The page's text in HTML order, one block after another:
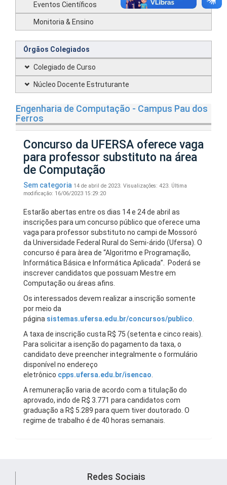
Eventos Científicos
Monitoria & Ensino
Órgãos Colegiados
Colegiado de Curso
Núcleo Docente Estruturante
Engenharia de Computação - Campus Pau dos
Ferros
Concurso da UFERSA oferece vaga
para professor substituto na área
de Computação
Sem categoria 14 de abril de 2023. Visualizações: 423. Última
modificação: 16/06/2023 15:29:20
Estarão abertas entre os dias 14 e 24 de abril as
inscrições para um concurso público que oferece uma
vaga para professor substituto no campi de Mossoró
da Universidade Federal Rural do Semi-árido (Ufersa). O
concurso é para àrea de “Algoritmo e Programação,
Informática Básica e Informática Aplicada”. Poderá se
inscrever candidatos que possuam Mestre em
Computação ou áreas afins.
Os interessados devem realizar a inscrição somente
por meio da
página sistemas.ufersa.edu.br/concursos/publico
A taxa de inscrição custa R$ 75 (setenta e cinco reais).
Para solicitar a isenção do pagamento da taxa, o
candidato deve preencher integralmente o formulário
disponível no endereço
eletrônico cpps.ufersa.edu.br/isencao
A remuneração varia de acordo com a titulação do
aprovado, indo de R$ 3.771 para candidatos com
graduação a R$ 5.289 para quem tiver doutorado. O
regime de trabalho é de 40 horas semanais.
Redes Sociais